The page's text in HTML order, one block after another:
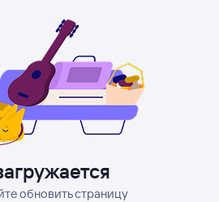
обновить страницу